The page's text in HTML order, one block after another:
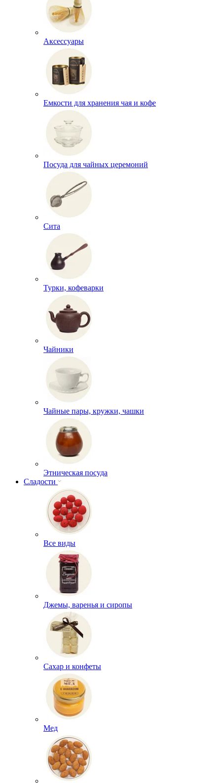
Аксессуары
Емкости для хранения чая и кофе
Посуда для чайных церемоний
Сита
Турки, кофеварки
Чайники
Чайные пары, кружки, чашки
Этническая посуда
Сладости
Все виды
Джемы, варенья и сиропы
Сахар и конфеты
Мед